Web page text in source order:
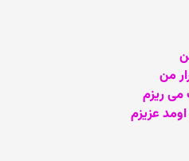
من
می ریزم
عزیزم